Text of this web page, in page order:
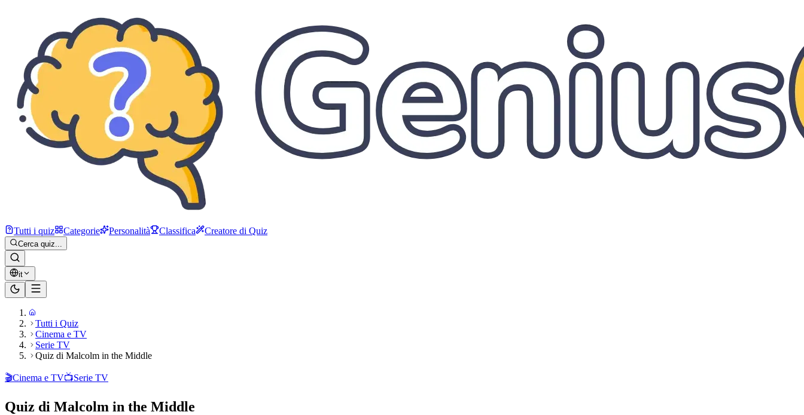
Tutti i quiz Categorie Personalità Classifica Creatore di Quiz
Cerca quiz...
it
Tutti i Quiz
Cinema e TV
Serie TV
Quiz di Malcolm in the Middle
🎬Cinema e TV📺Serie TV
Quiz di Malcolm in the Middle